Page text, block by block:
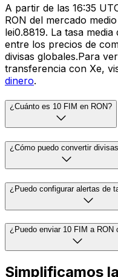
A partir de las 16:35
RON del mercado
lei0.8819. La tasa
entre los precios de
divisas globales.Para
transferencia con Xe,
dinero.
¿Cuánto es 10 FIM en RON?
¿Cómo puedo convertir
¿Puedo configurar alertas de
¿Puedo enviar 10 FIM a RON
Simplificamos